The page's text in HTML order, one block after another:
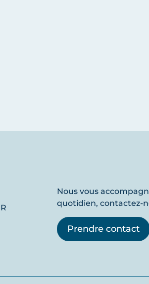
Nous vous
quotidien, contactez-
Prendre contact